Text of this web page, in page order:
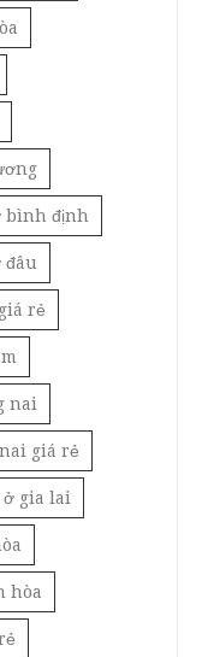
bình định
đâu
rẻ
nai
giá rẻ
gia lai
hòa